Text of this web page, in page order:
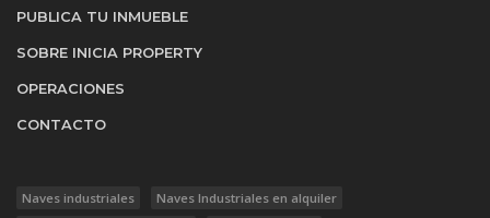
PUBLICA TU INMUEBLE
SOBRE INICIA PROPERTY
OPERACIONES
CONTACTO
Naves industriales
Naves Industriales en alquiler